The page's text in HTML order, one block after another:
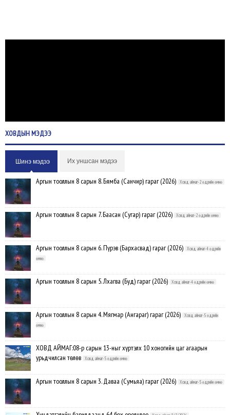
ХОВДЫНМЭДЭЭ
Шинэ мэдээ Их уншсан мэдээ
Аргын тооллын 8 сарын 8. Бямба (Санчир) гараг (2026) Ховд аймаг-2 өдрийн өмнө
Аргын тооллын 8 сарын 7. Баасан (Сугар) гараг (2026) Ховд аймаг-2 өдрийн өмнө
Аргын тооллын 8 сарын 6. Пүрэв (Бархасвад) гараг (2026)
Ховд аймаг-4 өдрийн
өмнө
Аргын тооллын 8 сарын 5. Лхагва (Буд) гараг (2026) Ховд аймаг-4 өдрийн өмнө
Аргын тооллын 8 сарын 4. Мягмар (Ангараг) гараг (2026)
Ховд аймаг-5 өдрийн
өмнө
ХОВД АЙМАГ:08-р сарын 13-ныг хүртэлх 10 хоногийн цаг агаарын
урьдчилсан төлөв
Ховд аймаг-5 өдрийн өмнө
Аргын тооллын 8 сарын 3. Даваа (Сумьяа) гараг (2026) Ховд аймаг-5 өдрийн өмнө